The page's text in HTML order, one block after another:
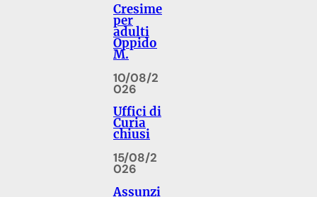
Cresime
per
adulti
Oppido
M.
10/08/2
026
Uffici di
Curia
chiusi
15/08/2
026
Assunzi